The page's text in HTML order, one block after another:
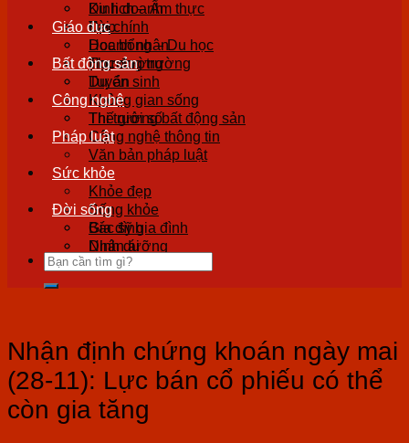
Kinh doanh
Tài chính
Doanh nhân
Thương trường
Du lịch – Ẩm thực
Đẹp
Giáo dục
Học bổng – Du học
Học đường
Tuyển sinh
Bất động sản
Dự án
Không gian sống
Thị trường bất động sản
Công nghệ
Thế giới số
Công nghệ thông tin
Pháp luật
Văn bản pháp luật
Sức khỏe
Khỏe đẹp
Sống khỏe
Bác sỹ gia đình
Dinh dưỡng
Đời sống
Gia đình
Nhân ái
Nhận định chứng khoán ngày mai
(28-11): Lực bán cổ phiếu có thể
còn gia tăng